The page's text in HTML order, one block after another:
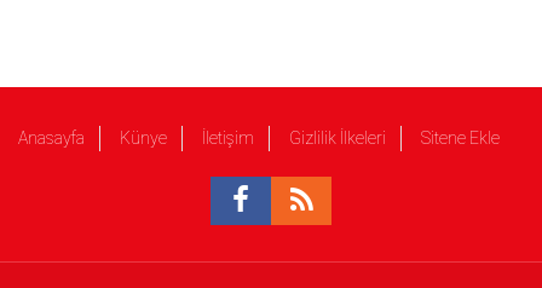
Anasayfa Künye İletişim Gizlilik İlkeleri Sitene Ekle